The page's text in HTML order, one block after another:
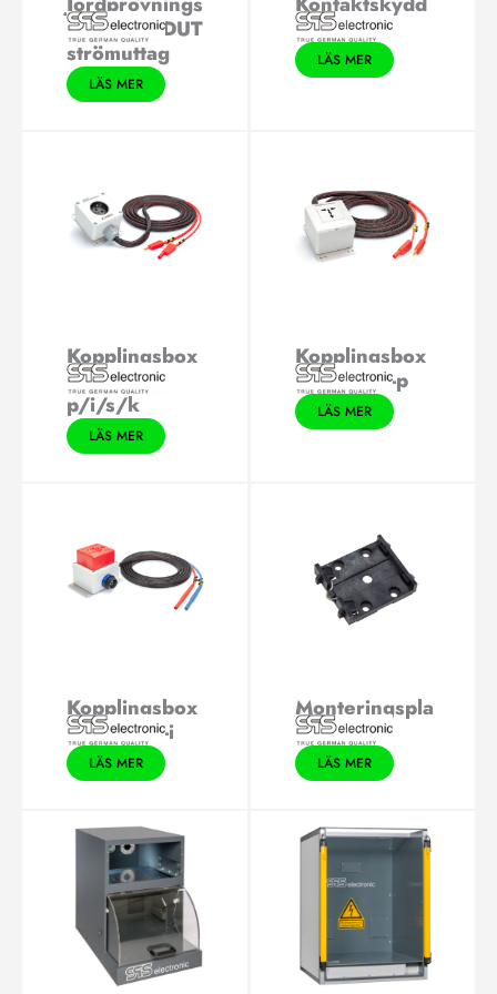
kablar till DUT
strömuttag
LÄS MER
DK 21
LÄS MER
Kopplingsbox
A2/6600
p/i/s/k
LÄS MER
Kopplingsbox
A3/6600-p
LÄS MER
Kopplingsbox
A4/6600-i
LÄS MER
Monteringspla
tta MC 22
LÄS MER